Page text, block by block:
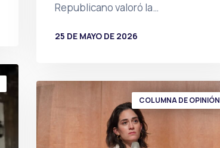
Republicano valoró la…
25 DE MAYO DE 2026
COLUMNA DE OPINIÓN